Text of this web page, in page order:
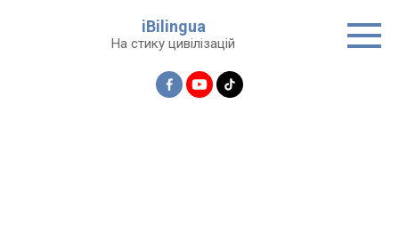
iBilingua
На стику цивілізацій